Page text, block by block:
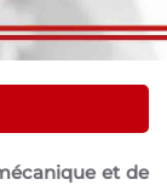
et de